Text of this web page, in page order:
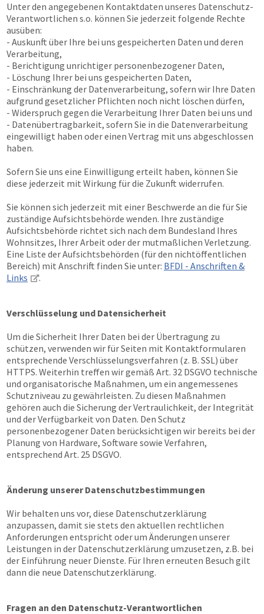
Unter den angegebenen Kontaktdaten unseres Datenschutz-
Verantwortlichen s.o. können Sie jederzeit folgende Rechte
ausüben:
- Auskunft über Ihre bei uns gespeicherten Daten und deren
Verarbeitung,
- Berichtigung unrichtiger personenbezogener Daten,
- Löschung Ihrer bei uns gespeicherten Daten,
- Einschränkung der Datenverarbeitung, sofern wir Ihre Daten
aufgrund gesetzlicher Pflichten noch nicht löschen dürfen,
- Widerspruch gegen die Verarbeitung Ihrer Daten bei uns und
- Datenübertragbarkeit, sofern Sie in die Datenverarbeitung
eingewilligt haben oder einen Vertrag mit uns abgeschlossen
haben.
Sofern Sie uns eine Einwilligung erteilt haben, können Sie
diese jederzeit mit Wirkung für die Zukunft widerrufen.
Sie können sich jederzeit mit einer Beschwerde an die für Sie
zuständige Aufsichtsbehörde wenden. Ihre zuständige
Aufsichtsbehörde richtet sich nach dem Bundesland Ihres
Wohnsitzes, Ihrer Arbeit oder der mutmaßlichen Verletzung.
Eine Liste der Aufsichtsbehörden (für den nichtöffentlichen
Bereich) mit Anschrift finden Sie unter: BFDI - Anschriften &
Links
.
Verschlüsselung und Datensicherheit
Um die Sicherheit Ihrer Daten bei der Übertragung zu
schützen, verwenden wir für Seiten mit Kontaktformularen
entsprechende Verschlüsselungsverfahren (z. B. SSL) über
HTTPS. Weiterhin treffen wir gemäß Art. 32 DSGVO technische
und organisatorische Maßnahmen, um ein angemessenes
Schutzniveau zu gewährleisten. Zu diesen Maßnahmen
gehören auch die Sicherung der Vertraulichkeit, der Integrität
und der Verfügbarkeit von Daten. Den Schutz
personenbezogener Daten berücksichtigen wir bereits bei der
Planung von Hardware, Software sowie Verfahren,
entsprechend Art. 25 DSGVO.
Änderung unserer Datenschutzbestimmungen
Wir behalten uns vor, diese Datenschutzerklärung
anzupassen, damit sie stets den aktuellen rechtlichen
Anforderungen entspricht oder um Änderungen unserer
Leistungen in der Datenschutzerklärung umzusetzen, z.B. bei
der Einführung neuer Dienste. Für Ihren erneuten Besuch gilt
dann die neue Datenschutzerklärung.
Fragen an den Datenschutz-Verantwortlichen